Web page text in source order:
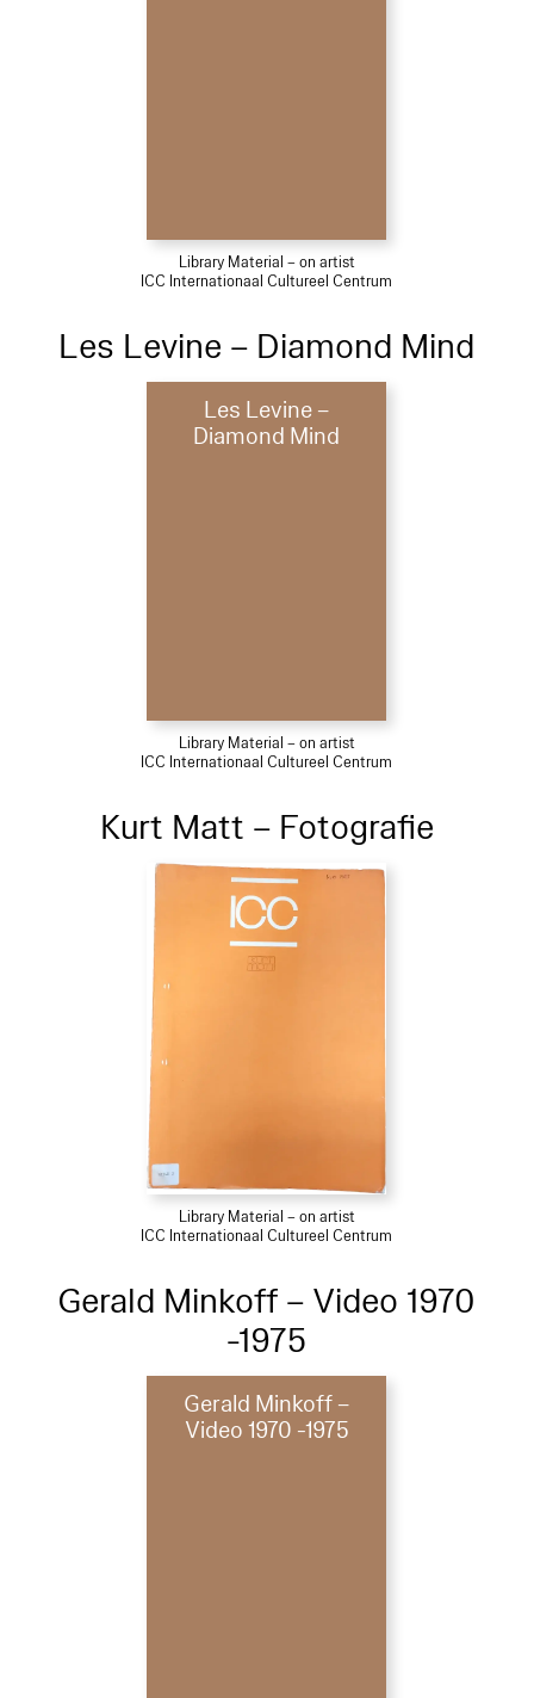
Library Material – on artist
ICC Internationaal Cultureel Centrum
Les Levine – Diamond Mind
Les Levine –
Diamond Mind
Library Material – on artist
ICC Internationaal Cultureel Centrum
Kurt Matt – Fotografie
Library Material – on artist
ICC Internationaal Cultureel Centrum
Gerald Minkoff – Video 1970
-1975
Gerald Minkoff –
Video 1970 -1975